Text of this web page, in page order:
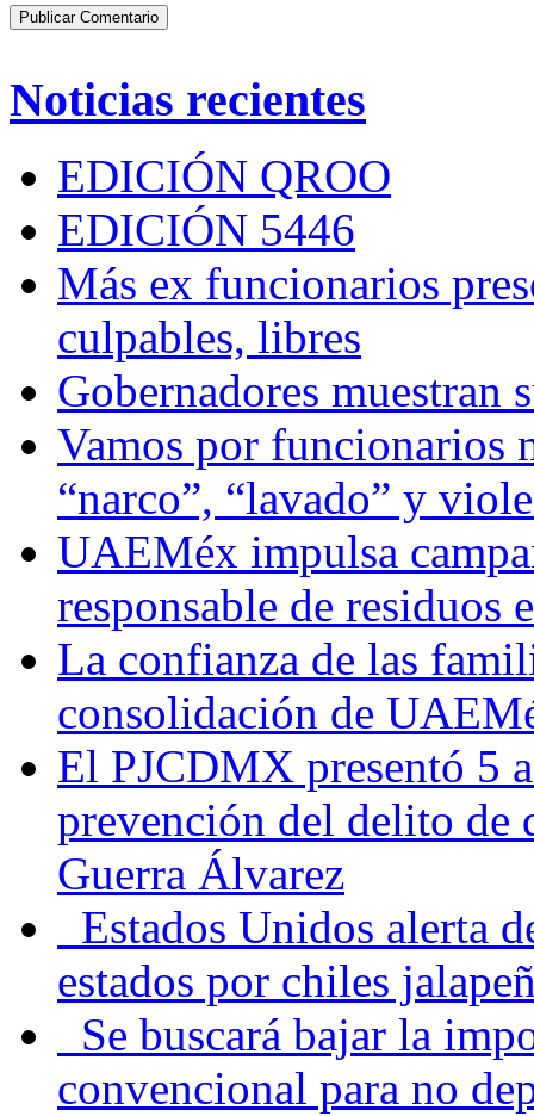
Noticias recientes
EDICIÓN QROO
EDICIÓN 5446
Más ex funcionarios
culpables, libres
Gobernadores muestran
Vamos por funcionarios
“narco”, “lavado” y
UAEMéx impulsa
responsable de residuos
La confianza de las
consolidación de
El PJCDMX presentó 5
prevención del delito de
Guerra Álvarez
Estados Unidos alerta
estados por chiles
Se buscará bajar la
convencional para no